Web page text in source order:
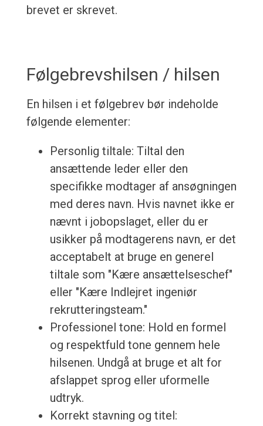
brevet er skrevet.
Følgebrevshilsen / hilsen
En hilsen i et følgebrev bør indeholde
følgende elementer:
Personlig tiltale: Tiltal den
ansættende leder eller den
specifikke modtager af ansøgningen
med deres navn. Hvis navnet ikke er
nævnt i jobopslaget, eller du er
usikker på modtagerens navn, er det
acceptabelt at bruge en generel
tiltale som "Kære ansættelseschef"
eller "Kære Indlejret ingeniør
rekrutteringsteam."
Professionel tone: Hold en formel
og respektfuld tone gennem hele
hilsenen. Undgå at bruge et alt for
afslappet sprog eller uformelle
udtryk.
Korrekt stavning og titel: